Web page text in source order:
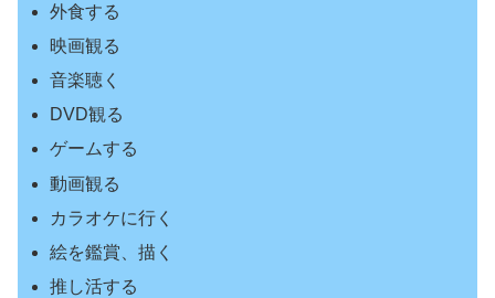
外食する
映画観る
音楽聴く
DVD観る
ゲームする
動画観る
カラオケに行く
絵を鑑賞、描く
推し活する